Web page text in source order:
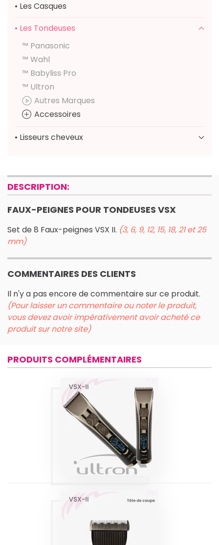
• Les Casques
• Les Tondeuses
™ Panasonic
™ Wahl
™ Babyliss Pro
™ Ultron
Autres Marques
Accessoires
• Lisseurs cheveux
DESCRIPTION:
FAUX-PEIGNES POUR TONDEUSES VSX
Set de 8 Faux-peignes VSX II. (3, 6, 9, 12, 15, 18, 21 et 25
mm)
COMMENTAIRES DES CLIENTS
Il n'y a pas encore de commentaire sur ce produit.
(Pour laisser un commentaire ou noter le produit,
vous devez avoir impérativement avoir acheté ce
produit sur notre site)
PRODUITS COMPLÉMENTAIRES
TONDEUSES
NUSKA VSX II
Produits
TÊTE DE COUPE
NUSKA VSX II